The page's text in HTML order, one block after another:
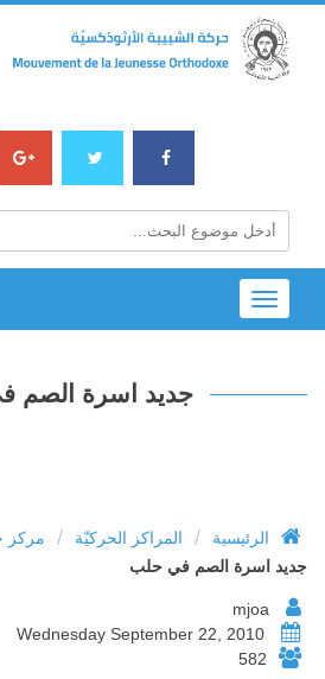
Toggle
navigation
جديد اسرة الصم
الرئيسية / المراكز الحركيّة / مركز
جديد اسرة الصم في حلب
582